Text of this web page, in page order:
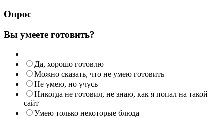
Опрос
Вы умеете готовить?
Да, хорошо готовлю
Можно сказать, что не умею готовить
Не умею, но учусь
Никогда не готовил, не знаю, как я попал на такой
сайт
Умею только некоторые блюда